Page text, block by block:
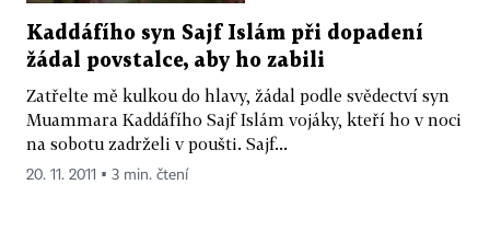
Kaddáfího syn Sajf Islám při dopadení
žádal povstalce, aby ho zabili
Zatřelte mě kulkou do hlavy, žádal podle svědectví syn
Muammara Kaddáfího Sajf Islám vojáky, kteří ho v noci
na sobotu zadrželi v poušti. Sajf...
20. 11. 2011 ▪ 3 min. čtení